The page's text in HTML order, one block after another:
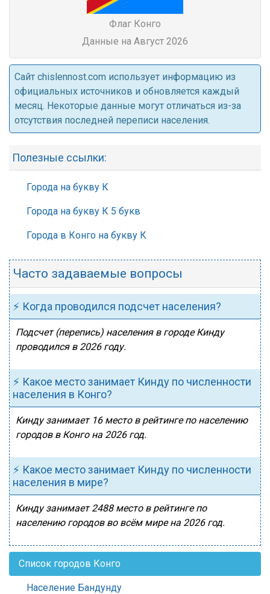
Флаг Конго
Данные на Август 2026
Cайт chislennost.com использует информацию из
официальных источников и обновляется каждый
месяц. Некоторые данные могут отличаться из-за
отсутствия последней переписи населения.
Полезные ссылки:
Города на букву К
Города на букву К 5 букв
Города в Конго на букву К
Часто задаваемые вопросы
⚡ Когда проводился подсчет населения?
Подсчет (перепись) населения в городе Кинду
проводился в 2026 году.
⚡ Какое место занимает Кинду по численности
населения в Конго?
Кинду занимает 16 место в рейтинге по населению
городов в Конго на 2026 год.
⚡ Какое место занимает Кинду по численности
населения в мире?
Кинду занимает 2488 место в рейтинге по
населению городов во всём мире на 2026 год.
Список городов Конго
Население Бандунду